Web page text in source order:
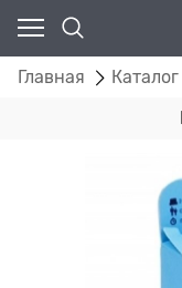
Главная Каталог